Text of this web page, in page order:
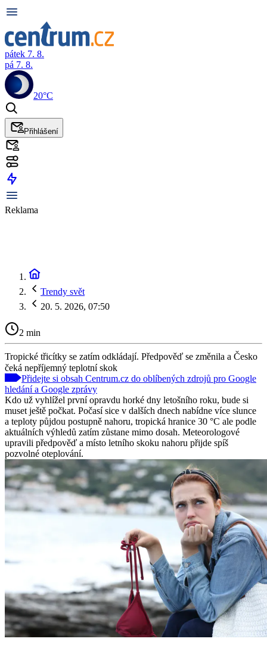
pátek 7. 8.
pá 7. 8.
20°C
Přihlášení
Reklama
Trendy svět
20. 5. 2026, 07:50
2 min
Tropické třicítky se zatím odkládají. Předpověď se změnila a Česko
čeká nepříjemný teplotní skok
Přidejte si obsah Centrum.cz do oblíbených zdrojů pro Google
hledání a Google zprávy
Kdo už vyhlížel první opravdu horké dny letošního roku, bude si
muset ještě počkat. Počasí sice v dalších dnech nabídne více slunce
a teploty půjdou postupně nahoru, tropická hranice 30 °C ale podle
aktuálních výhledů zatím zůstane mimo dosah. Meteorologové
upravili předpověď a místo letního skoku nahoru přijde spíš
pozvolné oteplování.